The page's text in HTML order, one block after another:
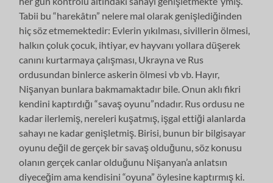
Tabii bu “harekâtın” nelere mal olarak genişlediğinden
hiç söz etmemektedir: Evlerin yıkılması, sivillerin ölmesi,
halkın çoluk çocuk, ihtiyar, ev hayvanı yollara düşerek
canını kurtarmaya çalışması, Ukrayna ve Rus
ordusundan binlerce askerin ölmesi vb vb. Hayır,
Nişanyan bunlara bakmamaktadır bile. Onun aklı fikri
kendini kaptırdığı “savaş oyunu”ndadır. Rus ordusu ne
kadar ilerlemiş, nereleri kuşatmış, işgal ettiği alanlarda
sahayı ne kadar genişletmiş. Birisi, bunun bir bilgisayar
oyunu değil de gerçek bir savaş olduğunu, söz konusu
olanın gerçek canlar olduğunu Nişanyan’a anlatsın
diyeceğim ama kendisini “oyuna” öylesine kaptırmış ki.